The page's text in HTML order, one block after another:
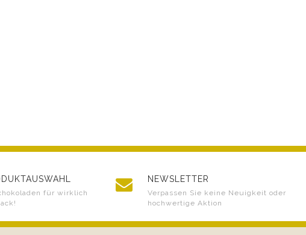
für wirklich
NEWSLETTER
Verpassen Sie keine Neuigkeit oder
hochwertige Aktion